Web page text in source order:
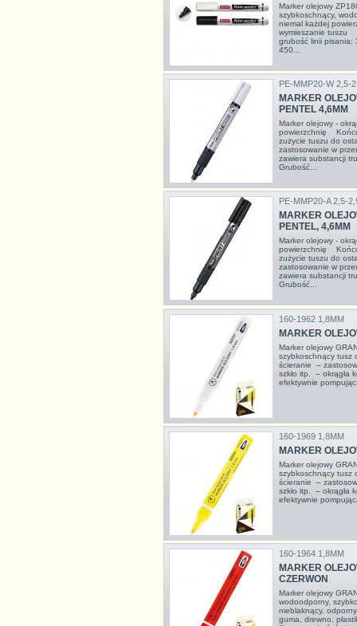
Marker olejowy
szybkoschnący,
niemal każdej
wymieszanie tuszu
grubość linii pisania:
450...
PE-MMP20-W 2,5-
MARKER
PENTEL 4,6MM
Marker olejowy -
powierzchnię
zużycie tuszu do
zastosowanie w
zawiera substancji
Grubość...
PE-MMP20-A 2,5-
MARKER
PENTEL, 4,6MM
Marker olejowy -
powierzchnię
zużycie tuszu do
zastosowanie w
zawiera substancji
Grubość...
160-1962 1,8MM
MARKER
Marker olejowy
szybkoschnący tusz
ścieranie –
szkło itp. – okrągła
efektywnie
160-1969 1,8MM
MARKER
Marker olejowy
szybkoschnący tusz
ścieranie –
szkło itp. – okrągła
efektywnie
160-1964 1,8MM
MARKER
CZERWON
Marker olejowy
wodoodporny,
nieblaknący,
guma, drewno,